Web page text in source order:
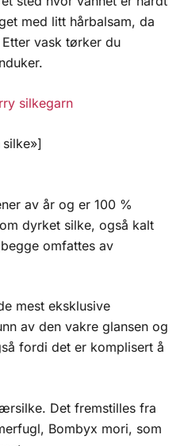
med litt hårbalsam, da
vask tørker du
silkegarn
av år og er 100 %
dyrket silke, også kalt
omfattes av
mest eksklusive
av den vakre glansen og
fordi det er komplisert å
Det fremstilles fra
Bombyx mori, som